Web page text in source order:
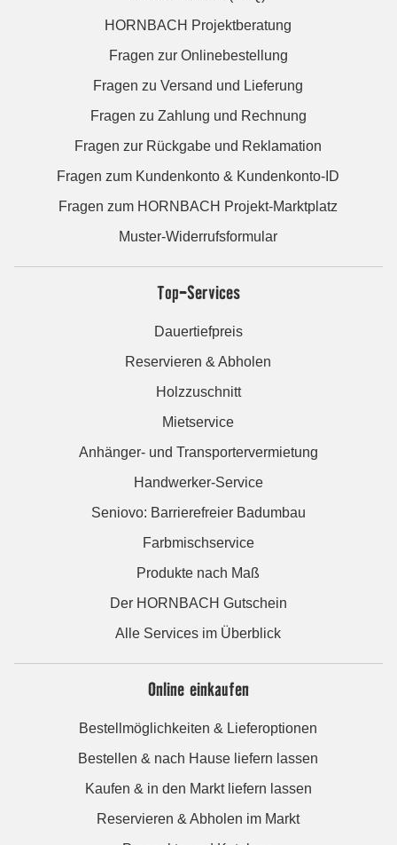
HORNBACH Projektberatung
Fragen zur Onlinebestellung
Fragen zu Versand und Lieferung
Fragen zu Zahlung und Rechnung
Fragen zur Rückgabe und Reklamation
Fragen zum Kundenkonto & Kundenkonto-ID
Fragen zum HORNBACH Projekt-Marktplatz
Muster-Widerrufsformular
Top-Services
Dauertiefpreis
Reservieren & Abholen
Holzzuschnitt
Mietservice
Anhänger- und Transportervermietung
Handwerker-Service
Seniovo: Barrierefreier Badumbau
Farbmischservice
Produkte nach Maß
Der HORNBACH Gutschein
Alle Services im Überblick
Online einkaufen
Bestellmöglichkeiten & Lieferoptionen
Bestellen & nach Hause liefern lassen
Kaufen & in den Markt liefern lassen
Reservieren & Abholen im Markt